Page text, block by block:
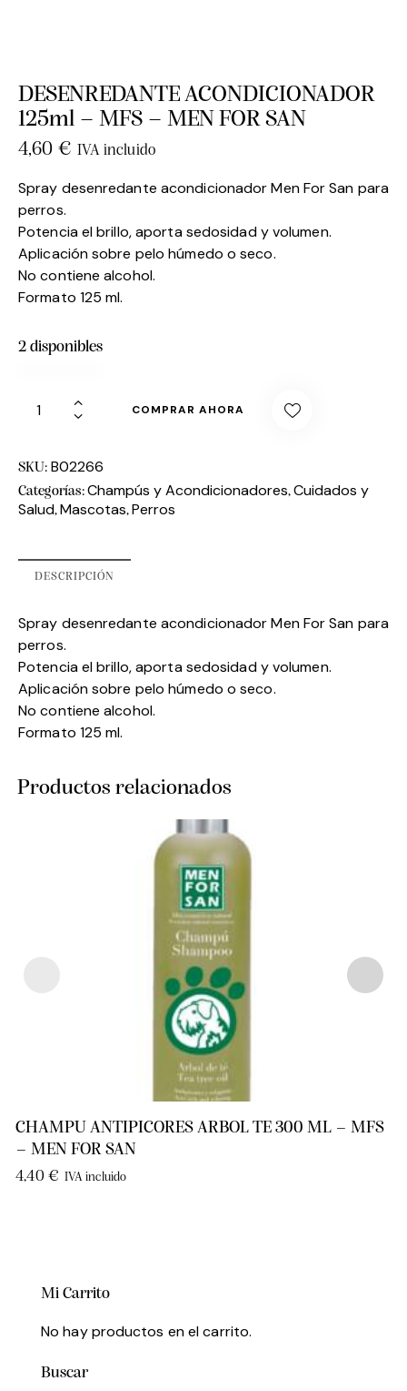
DESENREDANTE ACONDICIONADOR
125ml – MFS – MEN FOR SAN
4,60 € IVA incluido
Spray desenredante acondicionador Men For San para
perros.
Potencia el brillo, aporta sedosidad y volumen.
Aplicación sobre pelo húmedo o seco.
No contiene alcohol.
Formato 125 ml.
2 disponibles
COMPRAR AHORA
SKU: B02266
Categorías:Champús y Acondicionadores,Cuidados y
Salud, Mascotas, Perros
DESCRIPCIÓN
Spray desenredante acondicionador Men For San para
perros.
Potencia el brillo, aporta sedosidad y volumen.
Aplicación sobre pelo húmedo o seco.
No contiene alcohol.
Formato 125 ml.
Productos relacionados
CHAMPU ANTIPICORES ARBOL TE 300 ML – MFS
– MEN FOR SAN
4,40 € IVA incluido
Mi Carrito
No hay productos en el carrito.
Buscar